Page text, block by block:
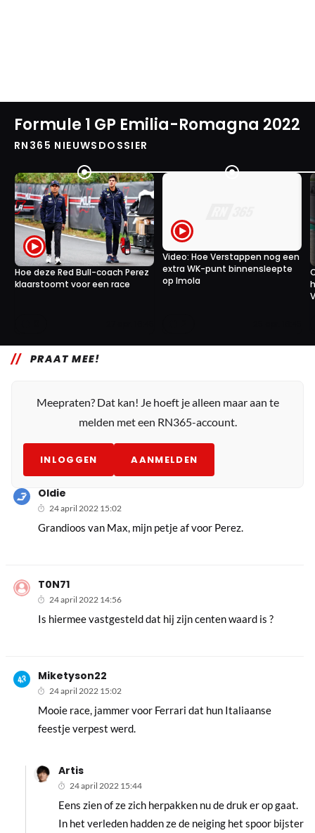
Formule 1 GP Emilia-Romagna 2022
RN365 NIEUWSDOSSIER
Hoe deze Red Bull-coach Perez
klaarstoomt voor een race
Video: Hoe Verstappen nog een
extra WK-punt binnensleepte
op Imola
PRAAT MEE!
Meepraten? Dat kan! Je hoeft je alleen maar aan te
melden met een RN365-account.
INLOGGEN AANMELDEN
T0N71
24 april 2022 14:56
Is hiermee vastgesteld dat hij zijn centen waard is ?
Oldie
24 april 2022 15:02
Grandioos van Max, mijn petje af voor Perez.
Miketyson22
24 april 2022 15:02
Mooie race, jammer voor Ferrari dat hun Italiaanse
feestje verpest werd.
Artis
24 april 2022 15:44
Eens zien of ze zich herpakken nu de druk er op gaat.
In het verleden hadden ze de neiging het spoor bijster